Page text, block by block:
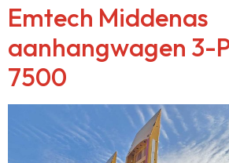
Emtech Middenas
aanhangwagen 3-
7500